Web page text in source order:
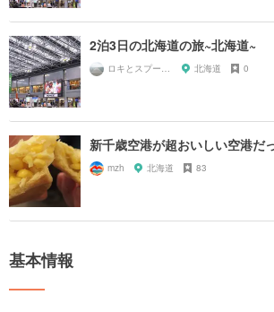
2泊3日の北海道の旅~北海道~
北海道 0
新千歳空港が超おいしい空港だ
mzh 北海道 83
基本情報